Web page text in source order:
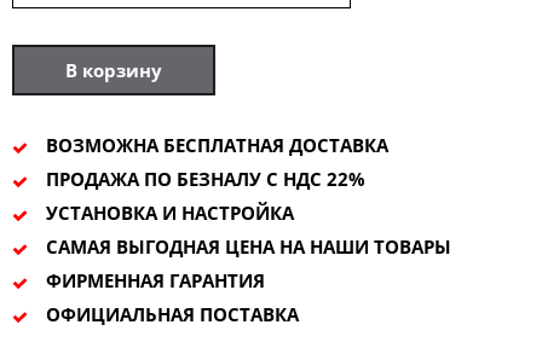
В корзину
ВОЗМОЖНА БЕСПЛАТНАЯ ДОСТАВКА
ПРОДАЖА ПО БЕЗНАЛУ С НДС 22%
УСТАНОВКА И НАСТРОЙКА
САМАЯ ВЫГОДНАЯ ЦЕНА НА НАШИ ТОВАРЫ
ФИРМЕННАЯ ГАРАНТИЯ
ОФИЦИАЛЬНАЯ ПОСТАВКА